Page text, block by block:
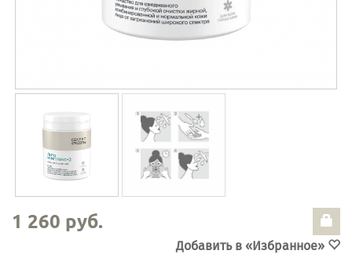
1 260 руб.
Добавить в «Избранное»